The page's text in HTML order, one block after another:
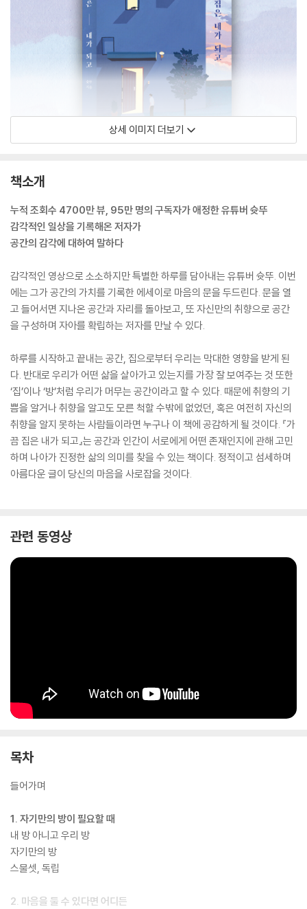
상세 이미지 더보기
책소개
누적 조회수 4700만 뷰, 95만 명의 구독자가 애정한 유튜버 슛뚜
감각적인 일상을 기록해온 저자가
공간의 감각에 대하여 말하다
감각적인 영상으로 소소하지만 특별한 하루를 담아내는 유튜버 슛뚜. 이번
에는 그가 공간의 가치를 기록한 에세이로 마음의 문을 두드린다. 문을 열
고 들어서면 지나온 공간과 자리를 돌아보고, 또 자신만의 취향으로 공간
을 구성하며 자아를 확립하는 저자를 만날 수 있다.
하루를 시작하고 끝내는 공간, 집으로부터 우리는 막대한 영향을 받게 된
다. 반대로 우리가 어떤 삶을 살아가고 있는지를 가장 잘 보여주는 것 또한
‘집’이나 ‘방’처럼 우리가 머무는 공간이라고 할 수 있다. 때문에 취향의 기
쁨을 알거나 취향을 알고도 모른 척할 수밖에 없었던, 혹은 여전히 자신의
취향을 알지 못하는 사람들이라면 누구나 이 책에 공감하게 될 것이다. 『가
끔 집은 내가 되고』는 공간과 인간이 서로에게 어떤 존재인지에 관해 고민
하며 나아가 진정한 삶의 의미를 찾을 수 있는 책이다. 정적이고 섬세하며
아름다운 글이 당신의 마음을 사로잡을 것이다.
관련 동영상
목차
들어가며
1. 자기만의 방이 필요할 때
내 방 아니고 우리 방
자기만의 방
스물셋, 독립
2. 마음을 둘 수 있다면 어디든